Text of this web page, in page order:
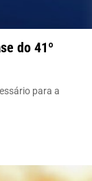
do 41º
para a